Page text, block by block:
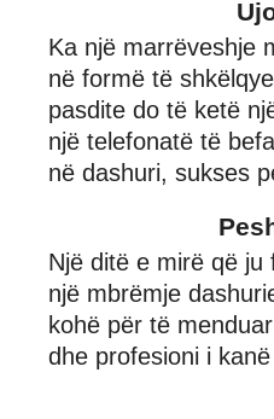
Ka një marrëveshje
në formë të
pasdite do të ketë
një telefonatë të
në dashuri, sukses
Një ditë e mirë që ju
një mbrëmje
kohë për të
dhe profesioni i